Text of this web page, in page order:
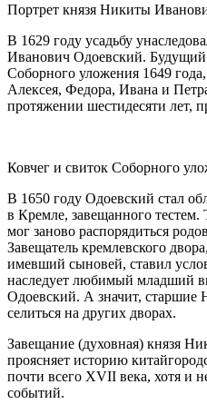
Портрет князя Никиты
В 1629 году усадьбу
Иванович Одоевский. Будущий
Соборного уложения 1649
Алексея, Федора, Ивана и
протяжении шестидесяти лет,
Ковчег и свиток Соборного
В 1650 году Одоевский стал
в Кремле, завещанного тестем.
мог заново распорядиться
Завещатель кремлевского
имевший сыновей, ставил
наследует любимый младший
Одоевский. А значит,
селиться на других дворах.
Завещание (духовная) князя
проясняет историю
почти всего XVII века, хотя и
событий.